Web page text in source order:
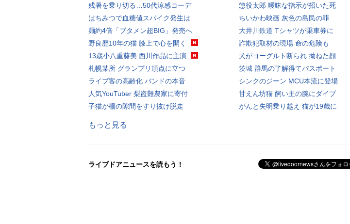
残暑を乗り切る…50代涼感コーデ
はちみつで血糖値スパイク発生は
麺約4倍「ブタメン超BIG」発売へ
野良歴10年の猫 膝上で心を開く
13歳小八重葵美 西川作品に主演
札幌某所 グランプリ頂点に立つ
ライブ客の高齢化 バンドの本音
人気YouTuber 梨盗難農家に寄付
子猫が柵の隙間をすり抜け脱走
懲役太郎 曖昧な指示が招いた死
ちいかわ映画 灰色の島民の罪
大井川鉄道 Tシャツが乗車券に
詐欺犯取材の現場 命の危険も
犬がヨーグルト断られ 拗ねた顔
茨城 群馬の了解得てパスポート
シンクのジーン MCU本流に登場
甘えん坊猫 飼い主の腕にダイブ
がんと失明乗り越え 猫が19歳に
もっと見る
ライブドアニュースを読もう！